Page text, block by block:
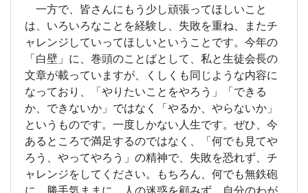
一方で、皆さんにもう少し頑張ってほしいこと
は、いろいろなことを経験し、失敗を重ね、またチ
ャレンジしていってほしいということです。今年の
「白壁」に、巻頭のことばとして、私と生徒会長の
文章が載っていますが、くしくも同じような内容に
なっており、「やりたいことをやろう」「できる
か、できないか」ではなく「やるか、やらないか」
というものです。一度しかない人生です。ぜひ、今
あるところで満足するのではなく、「何でも見てや
ろう、やってやろう」の精神で、失敗を恐れず、チ
ャレンジをしてください。もちろん、何でも無鉄砲